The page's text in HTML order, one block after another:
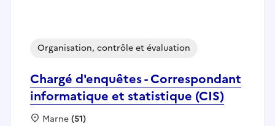
Chargé d'enquêtes - Correspondant
informatique et statistique (CIS)
Organisation, contrôle et évaluation
Localisation :
Marne(51)